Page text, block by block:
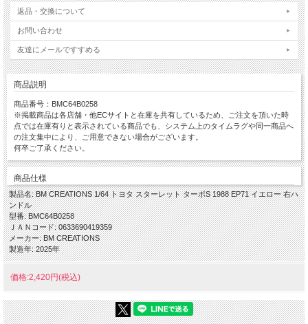
返品・交換について
お問い合わせ
友達にメールですすめる
商品説明
商品番号：BMC64B0258
※掲載商品は各店舗・他ECサイトと在庫を共有しているため、ご注文を頂いた時
点では在庫有りと表示されている商品でも、システム上のタイムラグや同一商品へ
の注文集中により、ご用意できない場合がございます。
何卒ご了承ください。
商品仕様
製品名: BM CREATIONS 1/64 トヨタ スターレット ターボS 1988 EP71 イエロー 右ハ
ンドル
型番: BMC64B0258
ＪＡＮコード: 0633690419359
メーカー: BM CREATIONS
製造年: 2025年
価格:2,420円(税込)